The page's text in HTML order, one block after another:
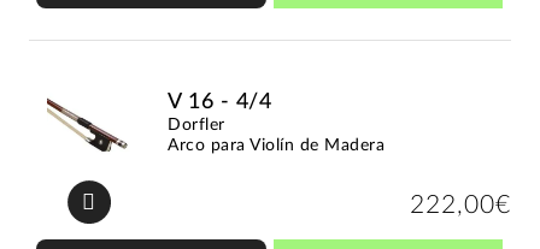
V 16 - 4/4
Dorfler
Arco para Violín de Madera
222,00€